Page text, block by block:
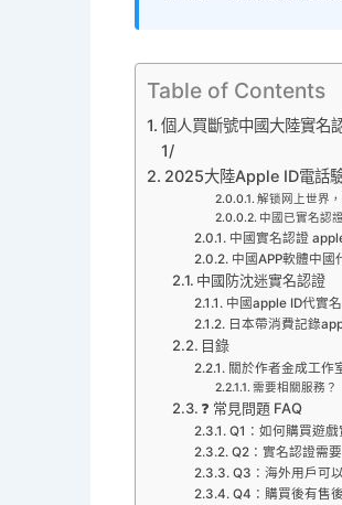
Table of Contents
個人買斷號中國大陸實
1/
2025大陸Apple ID電話
解锁网上世界
中國已實名認
中國實名認證
中國APP軟體中國
中國防沈迷實名認證
中國apple ID代實
日本帶消費記錄
目錄
關於作者金成工作
需要相關服務？
❓ 常見問題 FAQ
Q1：如何購買遊戲
Q2：實名認證需
Q3：海外用戶可
Q4：購買後有售